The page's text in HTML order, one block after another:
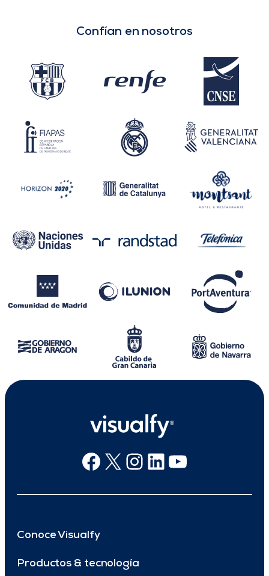
Confían en nosotros
Facebook
X Instagram
Linkedin
Youtube
Conoce Visualfy
Productos & tecnología